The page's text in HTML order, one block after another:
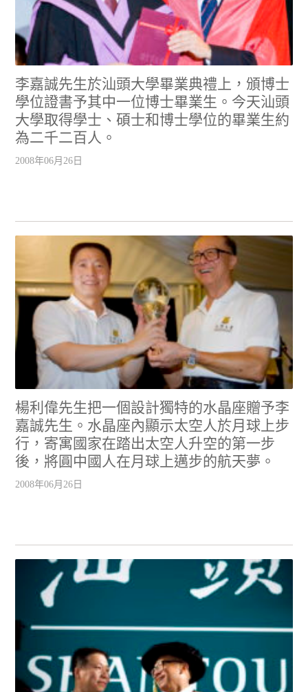
李嘉誠先生於汕頭大學畢業典禮上，頒博士
學位證書予其中一位博士畢業生。今天汕頭
大學取得學士、碩士和博士學位的畢業生約
為二千二百人。
2008年06月26日
楊利偉先生把一個設計獨特的水晶座贈予李
嘉誠先生。水晶座內顯示太空人於月球上步
行，寄寓國家在踏出太空人升空的第一步
後，將圓中國人在月球上邁步的航天夢。
2008年06月26日